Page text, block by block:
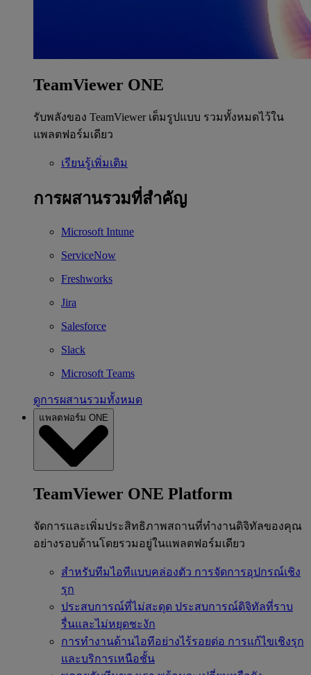
TeamViewer ONE
รับพลังของ TeamViewer เต็มรูปแบบ รวมทั้งหมดไว้ใน
แพลตฟอร์มเดียว
เรียนรู้เพิ่มเติม
การผสานรวมที่สำคัญ
Microsoft Intune
ServiceNow
Freshworks
Jira
Salesforce
Slack
Microsoft Teams
ดูการผสานรวมทั้งหมด
แพลตฟอร์ม ONE
TeamViewer ONE Platform
จัดการและเพิ่มประสิทธิภาพสถานที่ทำงานดิจิทัลของคุณ
อย่างรอบด้านโดยรวมอยู่ในแพลตฟอร์มเดียว
สำหรับทีมไอทีแบบคล่องตัว การจัดการอุปกรณ์เชิง
รุก
ประสบการณ์ที่ไม่สะดุด ประสบการณ์ดิจิทัลที่ราบ
รื่นและไม่หยุดชะงัก
การทำงานด้านไอทีอย่างไร้รอยต่อ การแก้ไขเชิงรุก
และบริการเหนือชั้น